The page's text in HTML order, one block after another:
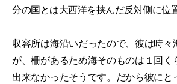
分の国とは大西洋を挟んだ反対側に位
収容所は海沿いだったので、彼は時々
が、柵があるため海そのものは１回く
出来なかったそうです。だから彼にと